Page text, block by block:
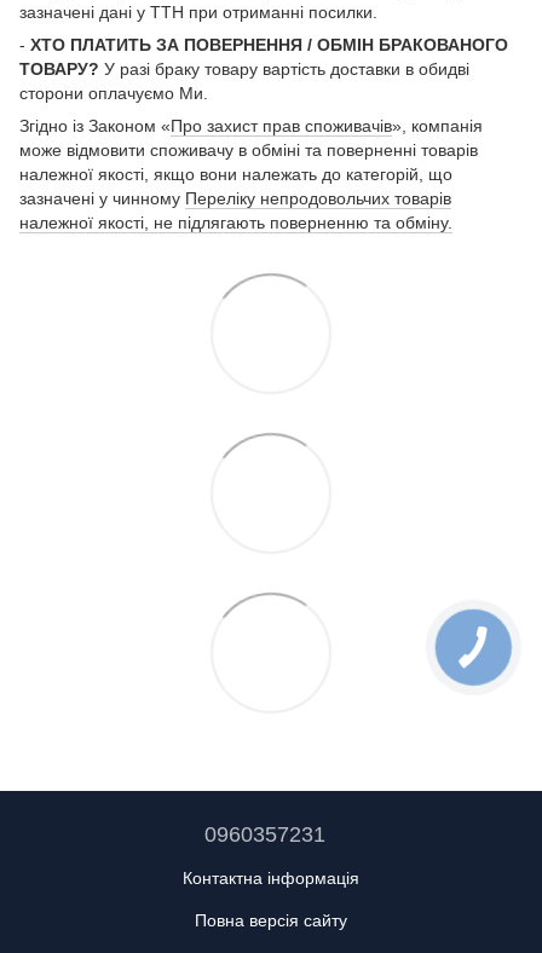
зазначені дані у ТТН при отриманні посилки.
- ХТО ПЛАТИТЬ ЗА ПОВЕРНЕННЯ / ОБМІН БРАКОВАНОГО
ТОВАРУ? У разі браку товару вартість доставки в обидві
сторони оплачуємо Ми.
Згідно із Законом «Про захист прав споживачів», компанія
може відмовити споживачу в обміні та поверненні товарів
належної якості, якщо вони належать до категорій, що
зазначені у чинному Переліку непродовольчих товарів
належної якості, не підлягають поверненню та обміну.
0960357231
Контактна інформація
Повна версія сайту